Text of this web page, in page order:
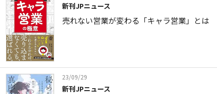
新刊JPニュース
売れない営業が変わる「キャラ営業」とは
23/09/29
新刊JPニュース